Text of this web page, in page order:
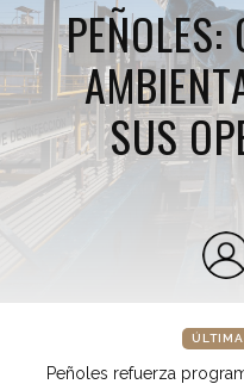
SUS
Peñoles refuerza